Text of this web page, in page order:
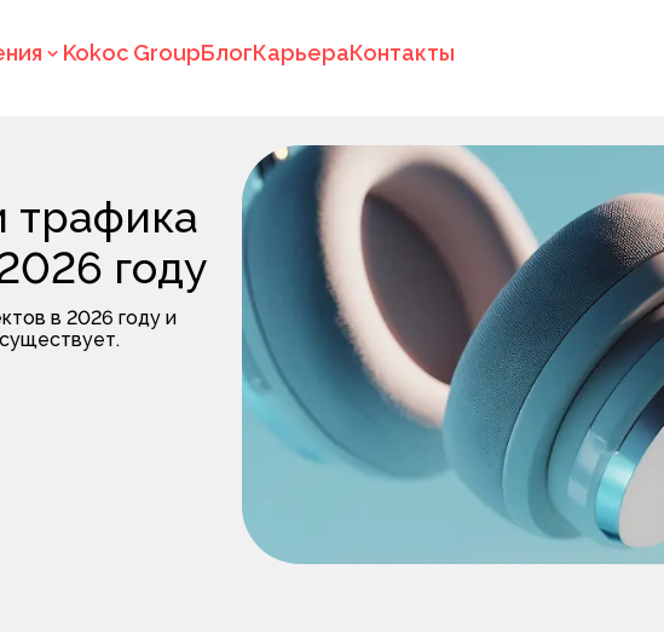
Kokoc GroupБлогКарьераКонтакты
трафика
году
в 2026 году и